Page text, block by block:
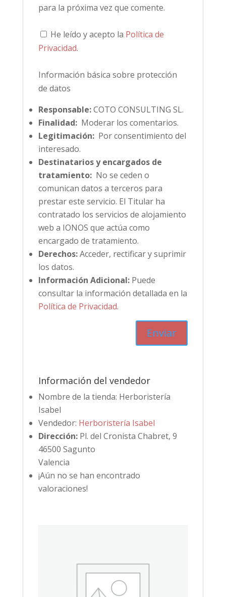
para la próxima vez que comente.
He leído y acepto la Política de
Privacidad.
Información básica sobre protección
de datos
Responsable:COTO CONSULTING SL.
Finalidad:Moderar los comentarios.
Legitimación:Por consentimiento del
interesado.
Destinatarios y encargados de
tratamiento:No se ceden o
comunican datos a terceros para
prestar este servicio. El Titular ha
contratado los servicios de alojamiento
web a IONOS que actúa como
encargado de tratamiento.
Derechos:Acceder, rectificar y suprimir
los datos.
Información Adicional:Puede
consultar la información detallada en la
Política de Privacidad.
Información del vendedor
Nombre de la tienda: Herboristería
Isabel
Vendedor: Herboristería Isabel
Dirección: Pl. del Cronista Chabret, 9
46500 Sagunto
Valencia
¡Aún no se han encontrado
valoraciones!